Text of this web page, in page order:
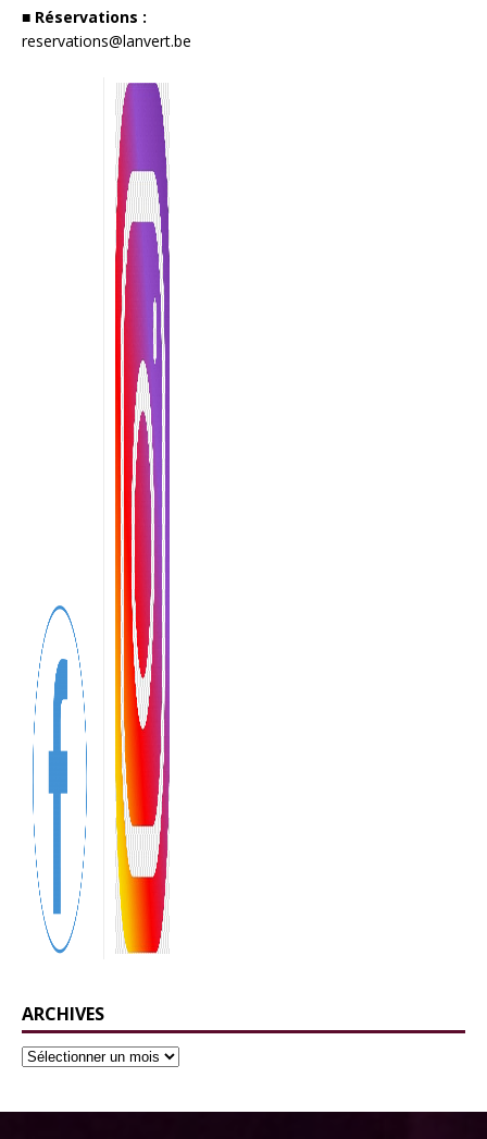
■ Réservations :
reservations@lanvert.be
ARCHIVES